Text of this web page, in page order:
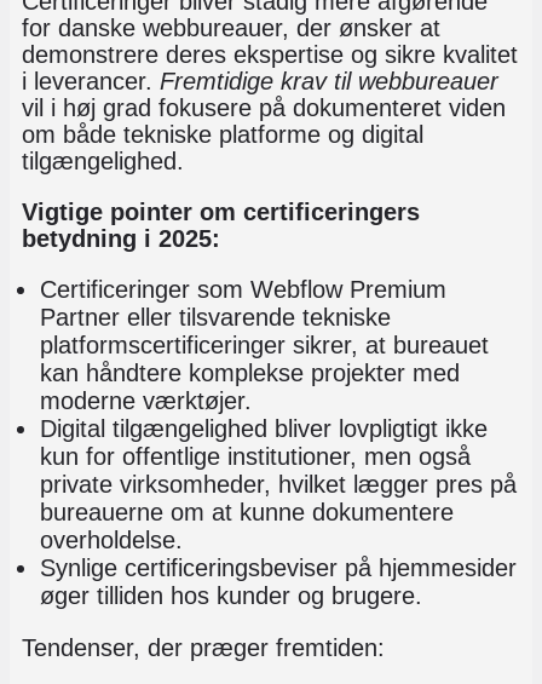
for danske webbureauer, der ønsker at
demonstrere deres ekspertise og sikre kvalitet
i leverancer. Fremtidige krav til webbureauer
vil i høj grad fokusere på dokumenteret viden
om både tekniske platforme og digital
tilgængelighed.
Vigtige pointer om certificeringers
betydning i 2025:
Certificeringer som Webflow Premium
Partner eller tilsvarende tekniske
platformscertificeringer sikrer, at bureauet
kan håndtere komplekse projekter med
moderne værktøjer.
Digital tilgængelighed bliver lovpligtigt ikke
kun for offentlige institutioner, men også
private virksomheder, hvilket lægger pres på
bureauerne om at kunne dokumentere
overholdelse.
Synlige certificeringsbeviser på hjemmesider
øger tilliden hos kunder og brugere.
Tendenser, der præger fremtiden: